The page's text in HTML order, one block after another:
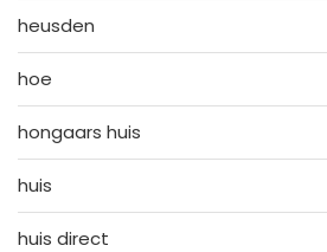
heusden
hoe
hongaars huis
huis
huis direct